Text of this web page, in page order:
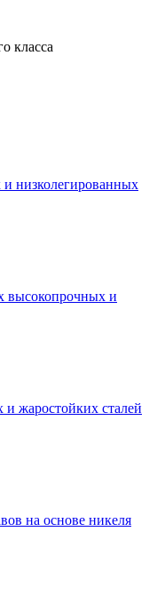
класса
низколегированных
высокопрочных и
жаростойких сталей
на основе никеля